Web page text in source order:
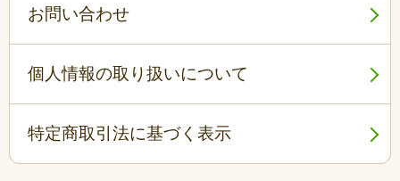
お問い合わせ
個人情報の取り扱いについて
特定商取引法に基づく表示